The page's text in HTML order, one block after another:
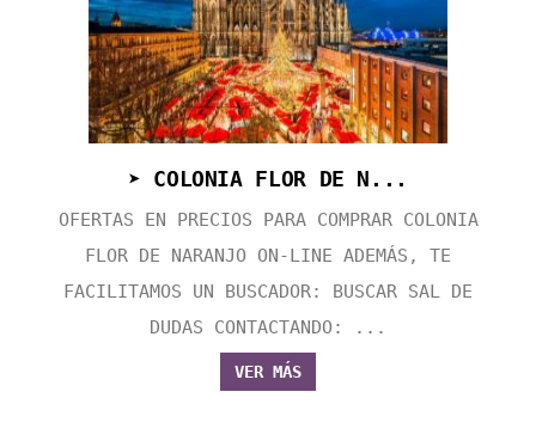
➤ COLONIA FLOR DE N...
OFERTAS EN PRECIOS PARA COMPRAR COLONIA
FLOR DE NARANJO ON-LINE ADEMÁS, TE
FACILITAMOS UN BUSCADOR: BUSCAR SAL DE
DUDAS CONTACTANDO: ...
VER MÁS